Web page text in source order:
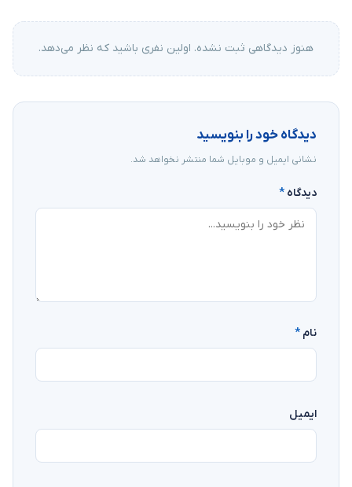
هنوز دیدگاهی ثبت نشده. اولین نفری باشید که نظر می‌دهد.
دیدگاه خود را بنویسید
نشانی ایمیل و موبایل شما منتشر نخواهد شد.
دیدگاه *
نام *
ایمیل